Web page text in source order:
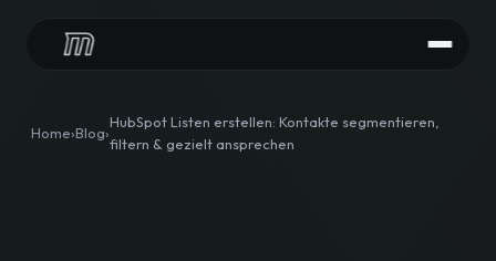
HubSpot Audit
Home Blog
HubSpot Listen erstellen: Kontakte segmentieren,
filtern & gezielt ansprechen